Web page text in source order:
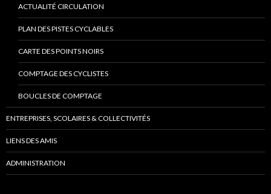
ACTUALITÉ CIRCULATION
PLAN DES PISTES CYCLABLES
CARTE DES POINTS NOIRS
COMPTAGE DES CYCLISTES
BOUCLES DE COMPTAGE
ENTREPRISES, SCOLAIRES & COLLECTIVITÉS
LIENS DES AMIS
ADMINISTRATION